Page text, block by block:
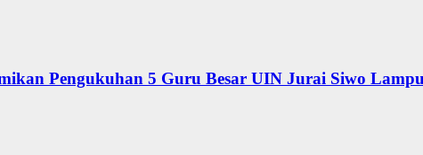
Pengukuhan 5 Guru Besar UIN Jurai Siwo